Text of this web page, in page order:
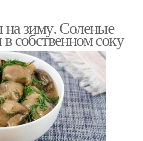
зиму. Соленые
собственном соку